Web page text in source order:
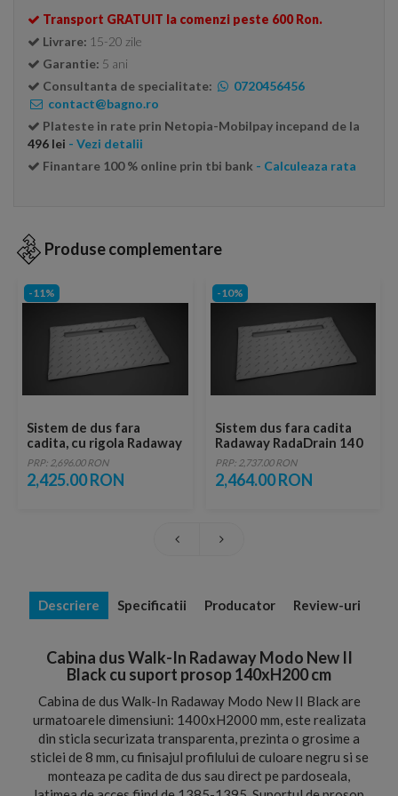
Transport GRATUIT la comenzi peste 600 Ron.
Livrare: 15-20 zile
Garantie: 5 ani
Consultanta de specialitate:
0720456456
contact@bagno.ro
Plateste in rate prin Netopia-Mobilpay incepand de la
496 lei - Vezi detalii
Finantare 100 % online prin tbi bank - Calculeaza rata
Produse complementare
-11%
Sistem de dus fara
cadita, cu rigola Radaway
RadaDrain pe marginea
lunga 140 x 80 cm
PRP: 2,696.00 RON
2,425.00 RON
-10%
Sistem dus fara cadita
Radaway RadaDrain 140
x 90 cm cu rigola pe
marginea lunga
PRP: 2,737.00 RON
2,464.00 RON
Descriere Specificatii Producator Review-uri
Cabina dus Walk-In Radaway Modo New II
Black cu suport prosop 140xH200 cm
Cabina de dus Walk-In Radaway Modo New II Black are
urmatoarele dimensiuni: 1400xH2000 mm, este realizata
din sticla securizata transparenta, prezinta o grosime a
sticlei de 8 mm, cu finisajul profilului de culoare negru si se
monteaza pe cadita de dus sau direct pe pardoseala,